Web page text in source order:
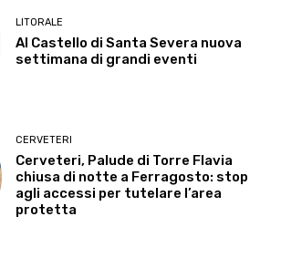
LITORALE
Al Castello di Santa Severa nuova
settimana di grandi eventi
CERVETERI
Cerveteri, Palude di Torre Flavia
chiusa di notte a Ferragosto: stop
agli accessi per tutelare l’area
protetta